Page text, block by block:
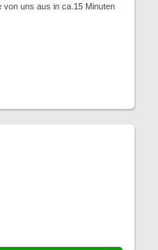
von uns aus in ca.15 Minuten